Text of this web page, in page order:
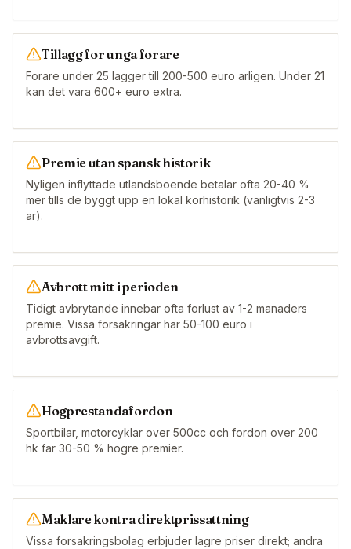
Tillagg for unga forare
Forare under 25 lagger till 200-500 euro arligen. Under 21
kan det vara 600+ euro extra.
Premie utan spansk historik
Nyligen inflyttade utlandsboende betalar ofta 20-40 %
mer tills de byggt upp en lokal korhistorik (vanligtvis 2-3
ar).
Avbrott mitt i perioden
Tidigt avbrytande innebar ofta forlust av 1-2 manaders
premie. Vissa forsakringar har 50-100 euro i
avbrottsavgift.
Hogprestandafordon
Sportbilar, motorcyklar over 500cc och fordon over 200
hk far 30-50 % hogre premier.
Maklare kontra direktprissattning
Vissa forsakringsbolag erbjuder lagre priser direkt; andra